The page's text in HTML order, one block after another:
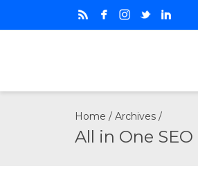
Home / Archives /
All in One SEO